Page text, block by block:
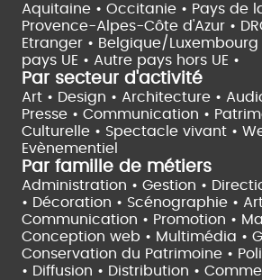
Aquitaine • Occitanie • Pays de
Provence-Alpes-Côte d'Azur •
Etranger • Belgique/Luxembourg
pays UE • Autre pays hors UE •
Par secteur d'activité
Art • Design • Architecture •
Presse • Communication •
Culturelle • Spectacle vivant •
Evènementiel
Par famille de métiers
Administration • Gestion •
• Décoration • Scénographie •
Communication • Promotion •
Conception web • Multimédia •
Conservation du Patrimoine •
• Diffusion • Distribution •